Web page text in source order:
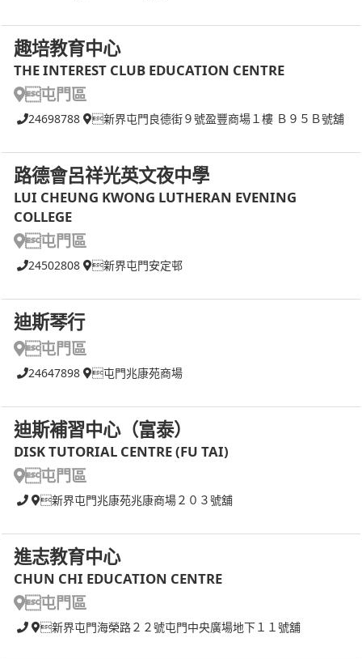
趣培教育中心
THE INTEREST CLUB EDUCATION CENTRE
屯門區
24698788 新界屯門良德街９號盈豐商場１樓 Ｂ９５Ｂ號舖
路德會呂祥光英文夜中學
LUI CHEUNG KWONG LUTHERAN EVENING
COLLEGE
屯門區
24502808 新界屯門安定邨
迪斯琴行
屯門區
24647898 屯門兆康苑商場
迪斯補習中心（富泰）
DISK TUTORIAL CENTRE (FU TAI)
屯門區
新界屯門兆康苑兆康商場２０３號舖
進志教育中心
CHUN CHI EDUCATION CENTRE
屯門區
新界屯門海榮路２２號屯門中央廣場地下１１號舖